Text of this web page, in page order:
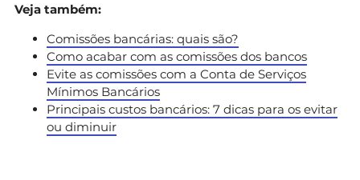
Veja também:
Comissões bancárias: quais são?
Como acabar com as comissões dos bancos
Evite as comissões com a Conta de Serviços
Mínimos Bancários
Principais custos bancários: 7 dicas para os evitar
ou diminuir